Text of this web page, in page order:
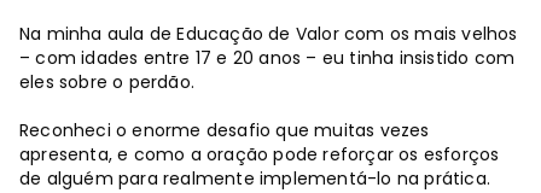
Na minha aula de Educação de Valor com os mais velhos
– com idades entre 17 e 20 anos – eu tinha insistido com
eles sobre o perdão.
Reconheci o enorme desafio que muitas vezes
apresenta, e como a oração pode reforçar os esforços
de alguém para realmente implementá-lo na prática.